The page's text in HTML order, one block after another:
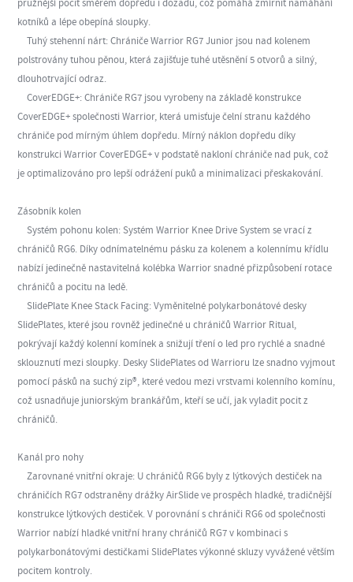
pružnější pocit směrem dopředu i dozadu, což pomáhá zmírnit namáhání
kotníků a lépe obepíná sloupky.
Tuhý stehenní nárt: Chrániče Warrior RG7 Junior jsou nad kolenem
polstrovány tuhou pěnou, která zajišťuje tuhé utěsnění 5 otvorů a silný,
dlouhotrvající odraz.
CoverEDGE+: Chrániče RG7 jsou vyrobeny na základě konstrukce
CoverEDGE+ společnosti Warrior, která umisťuje čelní stranu každého
chrániče pod mírným úhlem dopředu. Mírný náklon dopředu díky
konstrukci Warrior CoverEDGE+ v podstatě nakloní chrániče nad puk, což
je optimalizováno pro lepší odrážení puků a minimalizaci přeskakování.
Zásobník kolen
Systém pohonu kolen: Systém Warrior Knee Drive System se vrací z
chráničů RG6. Díky odnímatelnému pásku za kolenem a kolennímu křídlu
nabízí jedinečně nastavitelná kolébka Warrior snadné přizpůsobení rotace
chráničů a pocitu na ledě.
SlidePlate Knee Stack Facing: Vyměnitelné polykarbonátové desky
SlidePlates, které jsou rovněž jedinečné u chráničů Warrior Ritual,
pokrývají každý kolenní komínek a snižují tření o led pro rychlé a snadné
sklouznutí mezi sloupky. Desky SlidePlates od Warrioru lze snadno vyjmout
pomocí pásků na suchý zip®, které vedou mezi vrstvami kolenního komínu,
což usnadňuje juniorským brankářům, kteří se učí, jak vyladit pocit z
chráničů.
Kanál pro nohy
Zarovnané vnitřní okraje: U chráničů RG6 byly z lýtkových destiček na
chráničích RG7 odstraněny drážky AirSlide ve prospěch hladké, tradičnější
konstrukce lýtkových destiček. V porovnání s chrániči RG6 od společnosti
Warrior nabízí hladké vnitřní hrany chráničů RG7 v kombinaci s
polykarbonátovými destičkami SlidePlates výkonné skluzy vyvážené větším
pocitem kontroly.